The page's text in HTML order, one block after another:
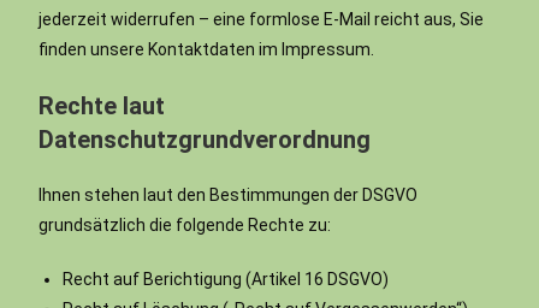
jederzeit widerrufen – eine formlose E-Mail reicht aus, Sie
finden unsere Kontaktdaten im Impressum.
Rechte laut
Datenschutzgrundverordnung
Ihnen stehen laut den Bestimmungen der DSGVO
grundsätzlich die folgende Rechte zu:
Recht auf Berichtigung (Artikel 16 DSGVO)